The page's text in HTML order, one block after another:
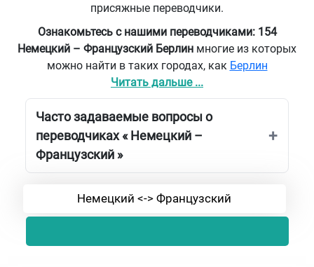
присяжные переводчики.
Ознакомьтесь с нашими переводчиками: 154
Немецкий – Французский Берлин многие из которых
можно найти в таких городах, как Берлин
Читать дальше ...
Часто задаваемые вопросы о
переводчиках « Немецкий –
Французский »
Немецкий <-> Французский